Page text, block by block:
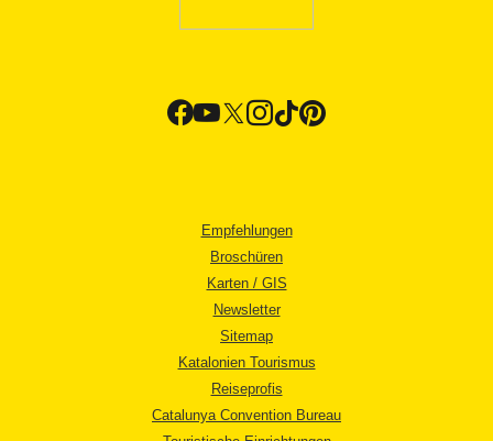
Empfehlungen
Broschüren
Karten / GIS
Newsletter
Sitemap
Katalonien Tourismus
Reiseprofis
Catalunya Convention Bureau